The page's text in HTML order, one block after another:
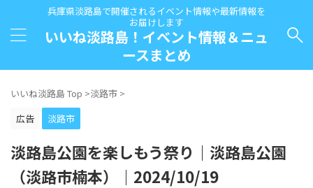
兵庫県淡路島で開催されるイベント情報や最新情報を
お届けします
いいね淡路島！イベント情報＆ニュ
ースまとめ
いいね淡路島 Top >淡路市 >
広告
淡路市
淡路島公園を楽しもう祭り｜淡路島公園
（淡路市楠本）｜2024/10/19